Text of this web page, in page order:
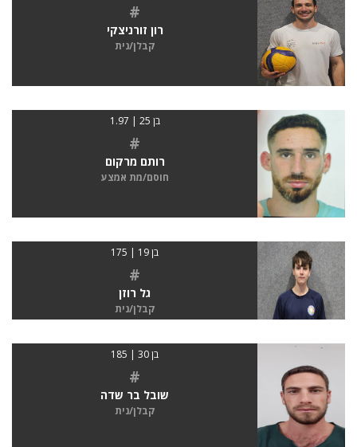
#
רון זורניצקי
קבלן/נית
בן 25 | 1.97
#
רותם מרקום
חוסם/מת אמצע
בן 19 | 175
#
גל רוזן
קבלן/נית
בן 30 | 185
#
שובל בר שדה
קבלן/נית